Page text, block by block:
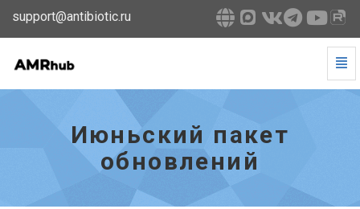
support@antibiotic.ru
Июньский
Июньский пакет
обновлений